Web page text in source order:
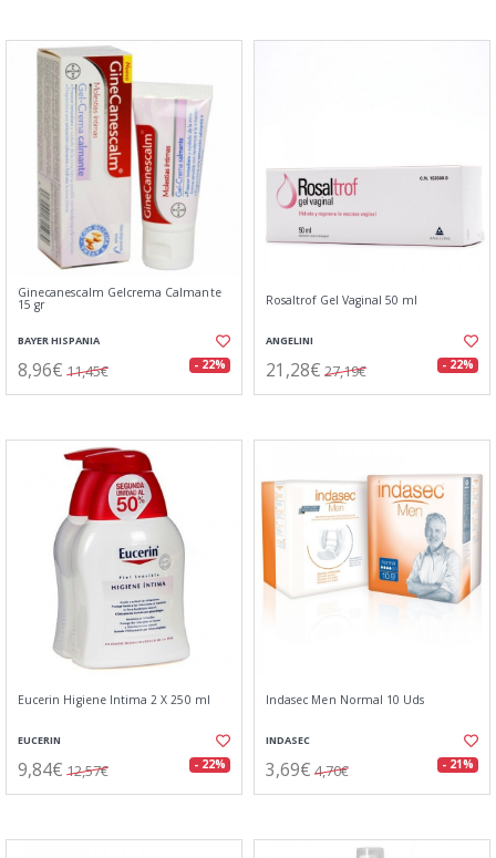
Ginecanescalm Gelcrema Calmante
15 gr
BAYER HISPANIA
8,96€ 11,45€ - 22%
Rosaltrof Gel Vaginal 50 ml
ANGELINI
21,28€ 27,19€ - 22%
Eucerin Higiene Intima 2 X 250 ml
EUCERIN
9,84€ 12,57€ - 22%
Indasec Men Normal 10 Uds
INDASEC
3,69€ 4,70€ - 21%